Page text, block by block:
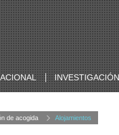
de acogida Alojamientos